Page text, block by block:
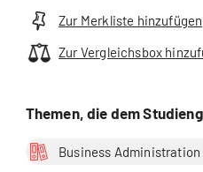
Zur Merkliste hinzufügen
Zur Vergleichsbox
Themen, die dem
Business Administration